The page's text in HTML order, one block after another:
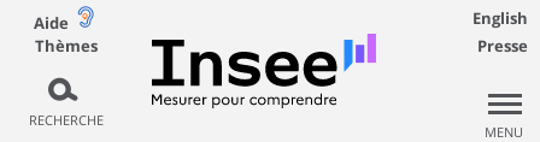
Aide
Thèmes
RECHERCHE
English
Presse
MENU